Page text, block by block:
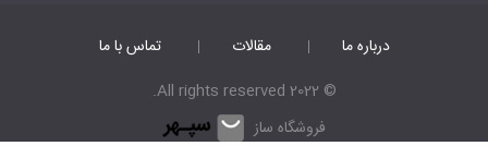
درباره ما مقالات
تماس با ما
© 2022 All rights reserved.
فروشگاه ساز